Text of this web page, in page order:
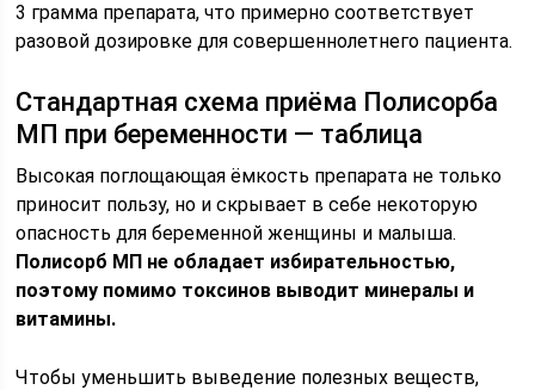
3 грамма препарата, что примерно соответствует
разовой дозировке для совершеннолетнего пациента.
Стандартная схема приёма Полисорба
МП при беременности — таблица
Высокая поглощающая ёмкость препарата не только
приносит пользу, но и скрывает в себе некоторую
опасность для беременной женщины и малыша.
Полисорб МП не обладает избирательностью,
поэтому помимо токсинов выводит минералы и
витамины.
Чтобы уменьшить выведение полезных веществ,